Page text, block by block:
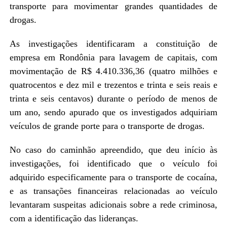
transporte para movimentar grandes quantidades de
drogas.
As investigações identificaram a constituição de
empresa em Rondônia para lavagem de capitais, com
movimentação de R$ 4.410.336,36 (quatro milhões e
quatrocentos e dez mil e trezentos e trinta e seis reais e
trinta e seis centavos) durante o período de menos de
um ano, sendo apurado que os investigados adquiriam
veículos de grande porte para o transporte de drogas.
No caso do caminhão apreendido, que deu início às
investigações, foi identificado que o veículo foi
adquirido especificamente para o transporte de cocaína,
e as transações financeiras relacionadas ao veículo
levantaram suspeitas adicionais sobre a rede criminosa,
com a identificação das lideranças.